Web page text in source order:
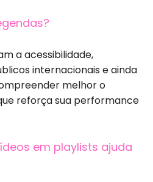
a acessibilidade,
internacionais e ainda
melhor o
reforça sua performance
em playlists ajuda